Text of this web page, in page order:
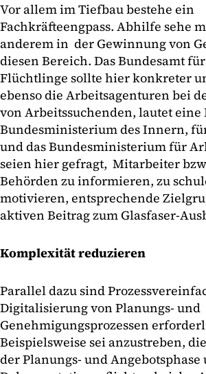
Vor allem im Tiefbau bestehe ein
Fachkräfteengpass. Abhilfe sehe
anderem in der Gewinnung von
diesen Bereich. Das Bundesamt
Flüchtlinge sollte hier konkreter
ebenso die Arbeitsagenturen bei
von Arbeitssuchenden, lautet eine
Bundesministerium des Innern,
und das Bundesministerium für
seien hier gefragt, Mitarbeiter
Behörden zu informieren, zu
motivieren, entsprechende
aktiven Beitrag zum Glasfaser-
Komplexität reduzieren
Parallel dazu sind
Digitalisierung von Planungs- und
Genehmigungsprozessen
Beispielsweise sei anzustreben,
der Planungs- und Angebotsphase